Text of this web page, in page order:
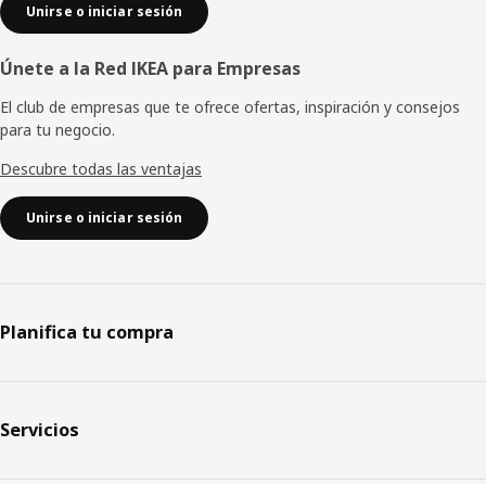
Unirse o iniciar sesión
Únete a la Red IKEA para Empresas
El club de empresas que te ofrece ofertas, inspiración y consejos
para tu negocio.
Descubre todas las ventajas
Unirse o iniciar sesión
Planifica tu compra
Servicios